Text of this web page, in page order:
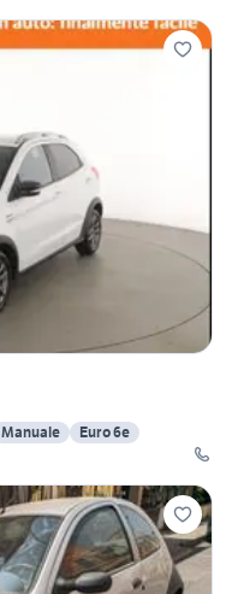
Manuale
Euro 6e